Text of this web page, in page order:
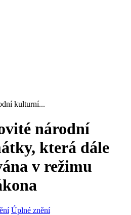
kulturní...
národní
která dále
v režimu
Úplné znění